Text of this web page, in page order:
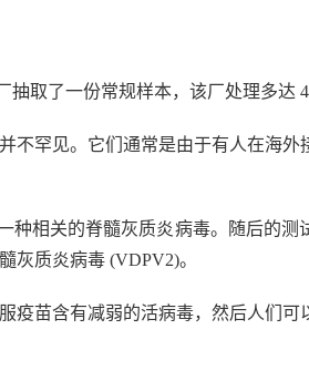
取了一份常规样本，该厂处理多达
不罕见。它们通常是由于有人在海外
种相关的脊髓灰质炎病毒。随后的测
灰质炎病毒 (VDPV2)。
疫苗含有减弱的活病毒，然后人们可